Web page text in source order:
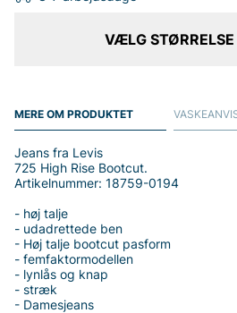
VÆLG STØRRELSE
MERE OM PRODUKTET
Jeans fra Levis
725 High Rise Bootcut.
Artikelnummer: 18759-0194
- høj talje
- udadrettede ben
- Høj talje bootcut pasform
- femfaktormodellen
- lynlås og knap
- stræk
- Damesjeans